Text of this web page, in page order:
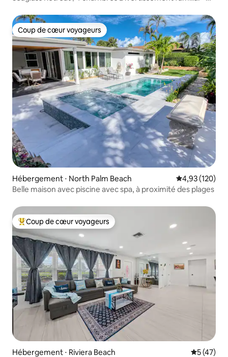
Coup de cœur voyageurs
Coup de cœur voyageurs
Hébergement ⋅ North Palm Beach Évaluation
4,93 (120)
Belle maison avec piscine avec spa, à proximité des plages
Coups de cœur voyageurs les plus appréciés
Coup de cœur voyageurs
Hébergement ⋅ Riviera Beach
5 (47)